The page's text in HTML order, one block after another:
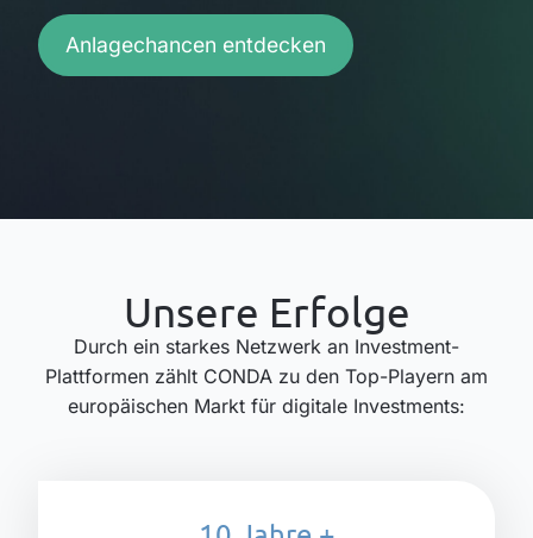
Anlagechancen entdecken
Unsere Erfolge
Durch ein starkes Netzwerk an Investment-
Plattformen zählt CONDA zu den Top-Playern am
europäischen Markt für digitale Investments: